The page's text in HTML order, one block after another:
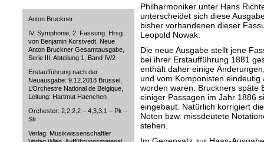
Anton Bruckner
IV. Symphonie, 2. Fassung. Hrsg.
von Benjamin Korstvedt. Neue
Anton Bruckner Gesamtausgabe,
Serie III, Abteilung 1, Band IV/2
Erstaufführung nach der
Neuausgabe: 9.12.2018 Brüssel,
L’Orchestre National de Belgique,
Leitung: Hartmut Haenchen
Orchester: 2,2,2,2 – 4,3,3,1 – Pk –
Str
Verlag: Musikwissenschaftler
Philharmoniker unter Hans
unterscheidet sich diese
bisher vorhandenen dieser
Leopold Nowak.
Die neue Ausgabe stellt jene
bei ihrer Erstaufführung 1881
enthält daher einige
und vom Komponisten
worden waren. Bruckners späte
einiger Passagen im Jahr 1886
eingebaut. Natürlich korrigiert
Noten bzw. missdeutete
stehen.